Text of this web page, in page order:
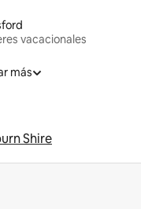
vacacionales
más
Shire